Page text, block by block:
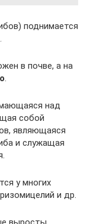
поднимается
в почве, а на
.
над
собой
являющаяся
и служащая
у многих
и др.